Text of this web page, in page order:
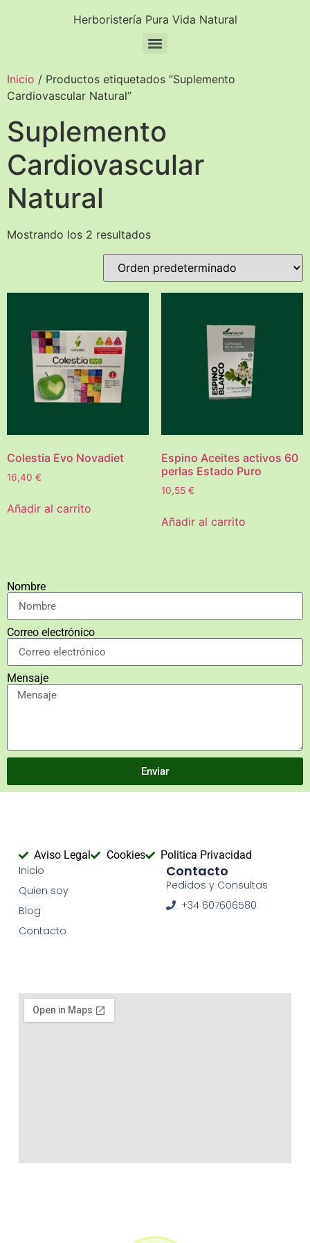
Herboristería Pura Vida Natural
Inicio / Productos etiquetados “Suplemento
Cardiovascular Natural”
Suplemento
Cardiovascular
Natural
Mostrando los 2 resultados
Colestia Evo Novadiet
16,40 €
Añadir al carrito
Espino Aceites activos 60
perlas Estado Puro
10,55 €
Añadir al carrito
Nombre
Correo electrónico
Mensaje
Enviar
Aviso Legal Cookies Politica Privacidad
Inicio
Quien soy
Blog
Contacto
Contacto
Pedidos y Consultas
+34 607606580